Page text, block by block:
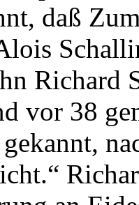
daß
Richard
vor 38